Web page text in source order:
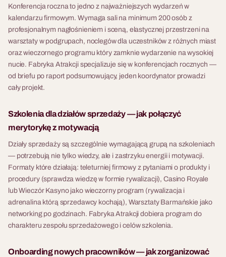
Konferencja roczna to jedno z najważniejszych wydarzeń w
kalendarzu firmowym. Wymaga sali na minimum 200 osób z
profesjonalnym nagłośnieniem i sceną, elastycznej przestrzeni na
warsztaty w podgrupach, noclegów dla uczestników z różnych miast
oraz wieczornego programu który zamknie wydarzenie na wysokiej
nucie. Fabryka Atrakcji specjalizuje się w konferencjach rocznych —
od briefu po raport podsumowujący, jeden koordynator prowadzi
cały projekt.
Szkolenia dla działów sprzedaży — jak połączyć
merytorykę z motywacją
Działy sprzedaży są szczególnie wymagającą grupą na szkoleniach
— potrzebują nie tylko wiedzy, ale i zastrzyku energii i motywacji.
Formaty które działają: teleturniej firmowy z pytaniami o produkty i
procedury (sprawdza wiedzę w formie rywalizacji), Casino Royale
lub Wieczór Kasyno jako wieczorny program (rywalizacja i
adrenalina którą sprzedawcy kochają), Warsztaty Barmańskie jako
networking po godzinach. Fabryka Atrakcji dobiera program do
charakteru zespołu sprzedażowego i celów szkolenia.
Onboarding nowych pracowników — jak zorganizować